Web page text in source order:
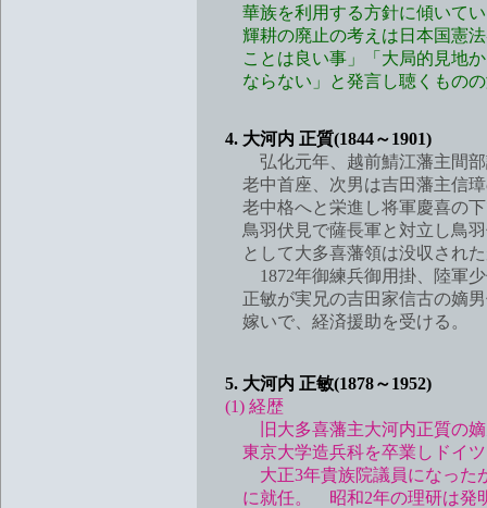
華族を利用する方針に傾いてい
輝耕の廃止の考えは日本国憲法
ことは良い事」「大局的見地か
ならない」と発言し聴くものの
4. 大河内 正質(1844～1901)
弘化元年、越前鯖江藩主間部
老中首座、次男は吉田藩主信璋
老中格へと栄進し将軍慶喜の下
鳥羽伏見で薩長軍と対立し鳥羽
として大多喜藩領は没収された
1872年御練兵御用掛、陸軍少
正敏が実兄の吉田家信古の嫡男
嫁いで、経済援助を受ける。
5. 大河内 正敏(1878～1952)
(1) 経歴
旧大多喜藩主大河内正質の嫡男
東京大学造兵科を卒業しドイツ
大正3年貴族院議員になったが
に就任。 昭和2年の理研は発明